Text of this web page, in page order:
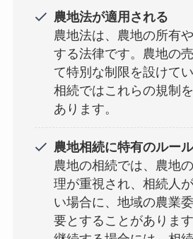
農地法が適用される
農地法は、農地の所有
する法律です。農地の
て特別な制限を設けて
相続ではこれらの規制
あります。
農地相続に特有のルー
農地の相続では、農地
理が重視され、相続人
い場合に、地域の農業
要とすることがありま